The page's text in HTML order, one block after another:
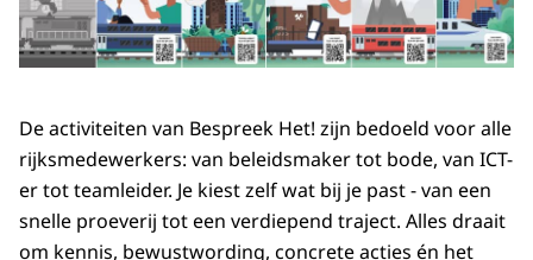
De activiteiten van Bespreek Het! zijn bedoeld voor alle
rijksmedewerkers: van beleidsmaker tot bode, van ICT-
er tot teamleider. Je kiest zelf wat bij je past - van een
snelle proeverij tot een verdiepend traject. Alles draait
om kennis, bewustwording, concrete acties én het